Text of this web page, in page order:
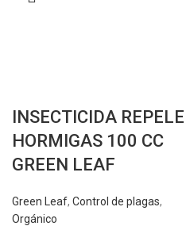
INSECTICIDA REPELE
HORMIGAS 100 CC
GREEN LEAF
Green Leaf, Control de plagas,
Orgánico